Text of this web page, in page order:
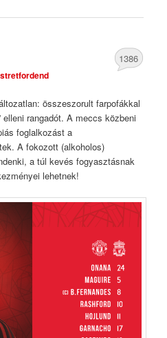
stretfordend
1386
összeszorult farpofákkal
elleni rangadót. A meccs közbeni
foglalkozást a
A fokozott (alkoholos)
a túl kevés fogyasztásnak
lehetnek!